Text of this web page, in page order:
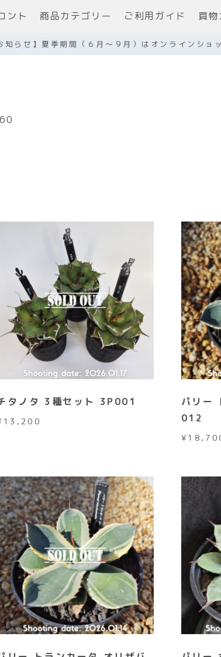
ント 商品カテゴリー ご利用ガイド 買物
知らせ】夏季期間（６月～９月）はオンラインショ
タノタ 3種セット 3P001
13,200
パリー
012
¥